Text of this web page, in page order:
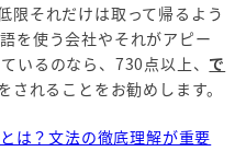
限それだけは取って帰るよう
を使う会社やそれがアピー
いるのなら、730点以上、 で
されることをお勧めします。
は？文法の徹底理解が重要